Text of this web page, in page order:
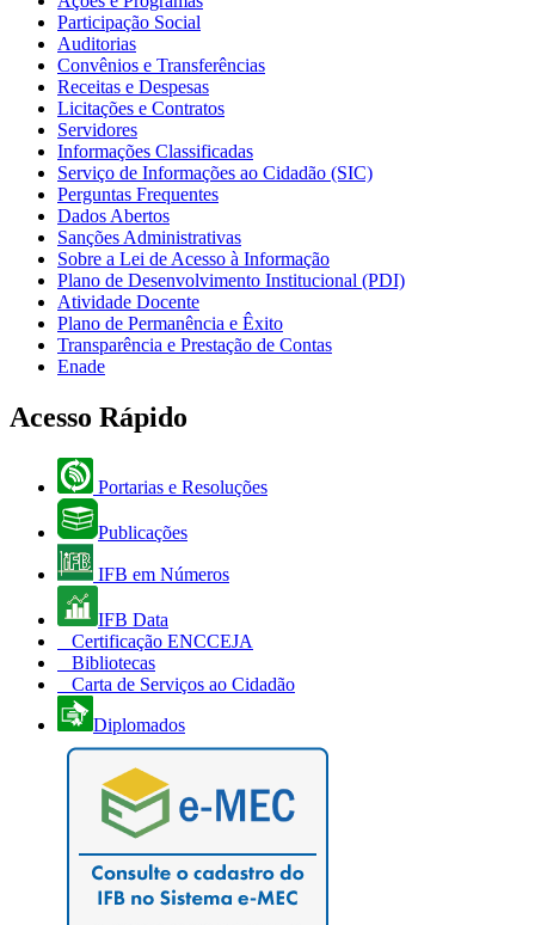
Participação Social
Auditorias
Convênios e Transferências
Receitas e Despesas
Licitações e Contratos
Servidores
Informações Classificadas
Serviço de Informações ao Cidadão (SIC)
Perguntas Frequentes
Dados Abertos
Sanções Administrativas
Sobre a Lei de Acesso à Informação
Plano de Desenvolvimento Institucional (PDI)
Atividade Docente
Plano de Permanência e Êxito
Transparência e Prestação de Contas
Enade
Acesso Rápido
Portarias e Resoluções
Publicações
IFB em Números
IFB Data
Certificação ENCCEJA
Bibliotecas
Carta de Serviços ao Cidadão
Diplomados